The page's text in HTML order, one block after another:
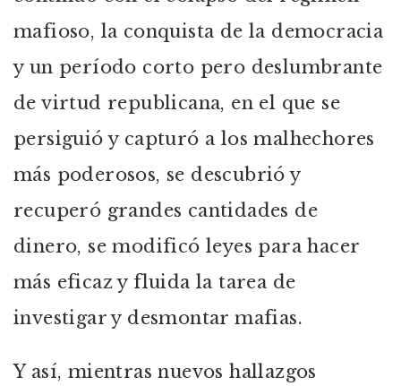
mafioso, la conquista de la democracia
y un período corto pero deslumbrante
de virtud republicana, en el que se
persiguió y capturó a los malhechores
más poderosos, se descubrió y
recuperó grandes cantidades de
dinero, se modificó leyes para hacer
más eficaz y fluida la tarea de
investigar y desmontar mafias.
Y así, mientras nuevos hallazgos